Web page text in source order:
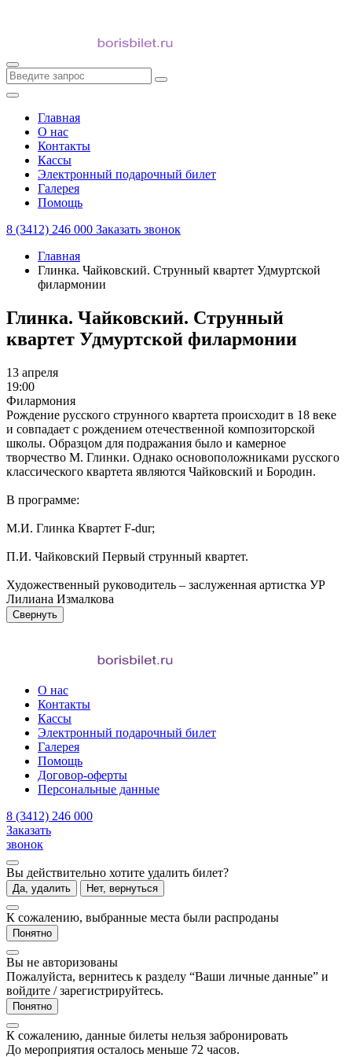
Главная
О нас
Контакты
Кассы
Электронный подарочный билет
Галерея
Помощь
8 (3412) 246 000 Заказать звонок
Главная
Глинка. Чайковский. Струнный квартет Удмуртской
филармонии
Глинка. Чайковский. Струнный
квартет Удмуртской филармонии
13 апреля
19:00
Филармония
Рождение русского струнного квартета происходит в 18 веке
и совпадает с рождением отечественной композиторской
школы. Образцом для подражания было и камерное
творчество М. Глинки. Однако основоположниками русского
классического квартета являются Чайковский и Бородин.
В программе:
М.И. Глинка Квартет F-dur;
П.И. Чайковский Первый струнный квартет.
Художественный руководитель – заслуженная артистка УР
Лилиана Измалкова
Свернуть
О нас
Контакты
Кассы
Электронный подарочный билет
Галерея
Помощь
Договор-оферты
Персональные данные
8 (3412) 246 000
Заказать
звонок
Вы действительно хотите удалить билет?
Да, удалить Нет, вернуться
К сожалению, выбранные места были распроданы
Понятно
Вы не авторизованы
Пожалуйста, вернитесь к разделу “Ваши личные данные” и
войдите / зарегистрируйтесь.
Понятно
К сожалению, данные билеты нельзя забронировать
До мероприятия осталось меньше 72 часов.